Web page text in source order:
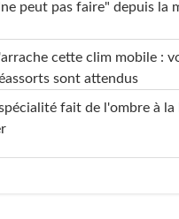
peut pas faire" depuis la
cette clim mobile :
sont attendus
fait de l'ombre à